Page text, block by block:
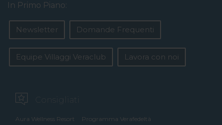
In Primo Piano:
Newsletter Domande Frequenti
Equipe Villaggi Veraclub Lavora con noi
Consigliati
Aura Wellness Resort Programma Verafedeltà